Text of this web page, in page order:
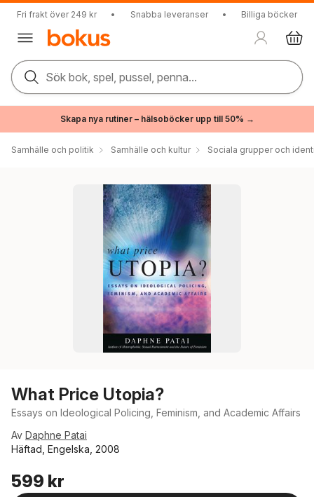
Fri frakt över 249 kr • Snabba leveranser • Billiga böcker
Sök bok, spel, pussel, penna...
Skapa nya rutiner – hälsoböcker upp till 50% →
Samhälle och politik Samhälle och kultur Sociala grupper och
What Price Utopia?
Essays on Ideological Policing, Feminism, and Academic Affairs
Av Daphne Patai
Häftad, Engelska, 2008
599 kr